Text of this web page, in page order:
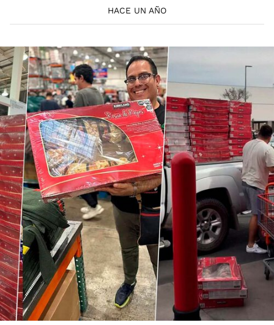
HACE UN AÑO